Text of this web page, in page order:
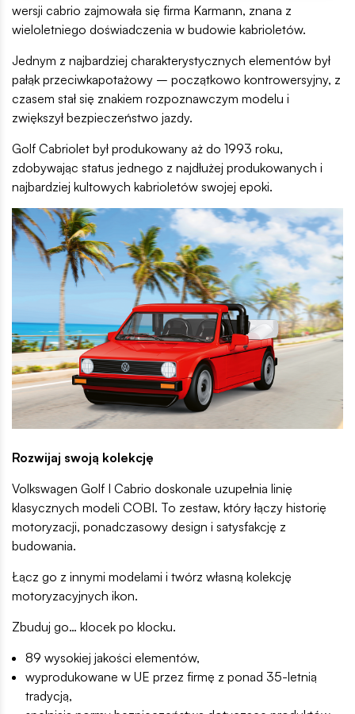
wersji cabrio zajmowała się firma Karmann, znana z
wieloletniego doświadczenia w budowie kabrioletów.
Jednym z najbardziej charakterystycznych elementów był
pałąk przeciwkapotażowy – początkowo kontrowersyjny, z
czasem stał się znakiem rozpoznawczym modelu i
zwiększył bezpieczeństwo jazdy.
Golf Cabriolet był produkowany aż do 1993 roku,
zdobywając status jednego z najdłużej produkowanych i
najbardziej kultowych kabrioletów swojej epoki.
Rozwijaj swoją kolekcję
Volkswagen Golf I Cabrio doskonale uzupełnia linię
klasycznych modeli COBI. To zestaw, który łączy historię
motoryzacji, ponadczasowy design i satysfakcję z
budowania.
Łącz go z innymi modelami i twórz własną kolekcję
motoryzacyjnych ikon.
Zbuduj go… klocek po klocku.
89 wysokiej jakości elementów,
wyprodukowane w UE przez firmę z ponad 35-letnią
tradycją,